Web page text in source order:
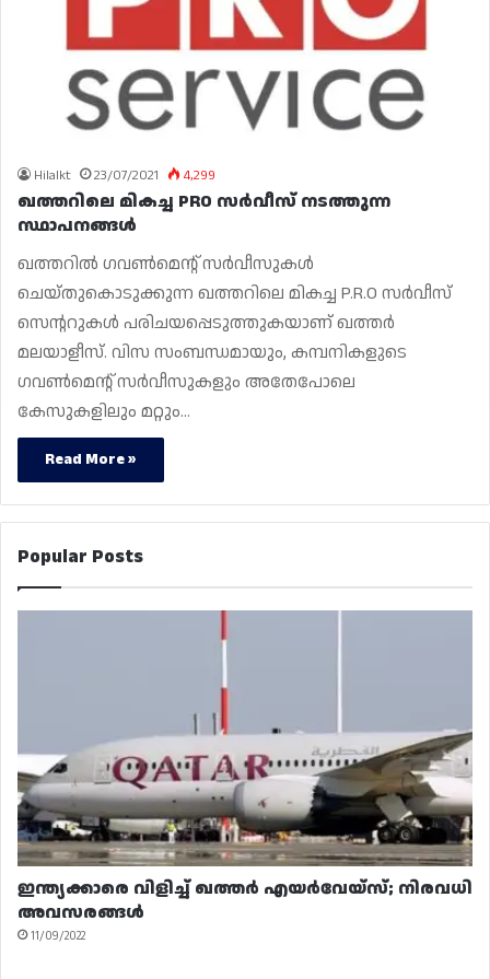
Hilalkt 23/07/2021 4,299
ഖത്തറിലെ മികച്ച PRO സർവീസ് നടത്തുന്ന
സ്ഥാപനങ്ങൾ
ഖത്തറിൽ ഗവൺമെന്റ് സർവീസുകൾ
ചെയ്തുകൊടുക്കുന്ന ഖത്തറിലെ മികച്ച P.R.O സർവീസ്
സെന്ററുകൾ പരിചയപ്പെടുത്തുകയാണ് ഖത്തർ
മലയാളീസ്. വിസ സംബന്ധമായും, കമ്പനികളുടെ
ഗവൺമെന്റ് സർവീസുകളും അതേപോലെ
കേസുകളിലും മറ്റും…
Read More »
Popular Posts
ഇന്ത്യക്കാരെ വിളിച്ച് ഖത്തർ എയർവേയ്‌സ്; നിരവധി
അവസരങ്ങൾ
11/09/2022